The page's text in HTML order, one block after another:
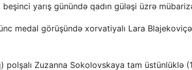
yarış günündə qadın güləşi üzrə
medal görüşündə xorvatiyalı Lara
polşalı Zuzanna Sokolovskaya tam üstünlüklə